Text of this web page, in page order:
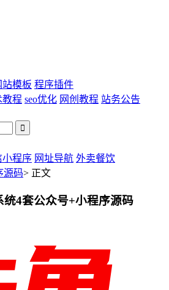
站模板 程序插件
教程 seo优化 网创教程 站务公告
小程序 网址导航 外卖餐饮
源码> 正文
4套公众号+小程序源码